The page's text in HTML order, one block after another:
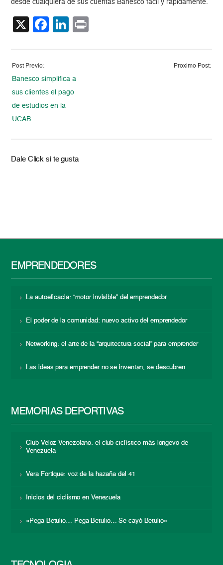
desde cualquiera de sus cuentas Banesco fácil y rápidamente.
X Facebook
LinkedIn
Post Previo:
Banesco simplifica a
sus clientes el pago
de estudios en la
UCAB
Proximo Post:
Dale Click si te gusta
EMPRENDEDORES
La autoeficacia: “motor invisible” del emprendedor
El poder de la comunidad: nuevo activo del emprendedor
Networking: el arte de la “arquitectura social” para emprender
Las ideas para emprender no se inventan, se descubren
MEMORIAS DEPORTIVAS
Club Veloz Venezolano: el club ciclístico más longevo de
Venezuela
Vera Fortique: voz de la hazaña del 41
Inicios del ciclismo en Venezuela
«Pega Betulio… Pega Betulio… Se cayó Betulio»